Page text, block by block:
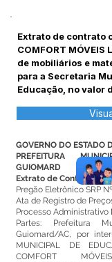
Extrato de contrato
COMFORT MÓVEIS
de mobiliários e
para a Secretaria
Educação, no valor
GOVERNO DO ESTADO
PREFEITURA
GUIOMARD
Extrato de Contrato
Pregão Eletrônico SRP
Ata de Registro de
Processo Administrativo
Partes: Prefeitura
Guiomard/AC, por
MUNICIPAL DE
COMFORT